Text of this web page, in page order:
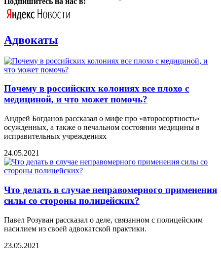
Адвокаты
Почему в российских колониях все плохо с
медициной, и что может помочь?
Андрей Богданов рассказал о мифе про «второсортность»
осужденных, а также о печальном состоянии медицины в
исправительных учреждениях
24.05.2021
Что делать в случае неправомерного применения
силы со стороны полицейских?
Павел Розуван рассказал о деле, связанном с полицейским
насилием из своей адвокатской практики.
23.05.2021